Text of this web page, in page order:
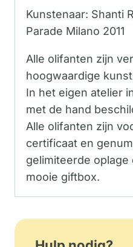
Kunstenaar: Shanti
Parade Milano 2011
Alle olifanten zijn
hoogwaardige
In het eigen atelier
met de hand
Alle olifanten zijn
certificaat en
gelimiteerde
mooie giftbox.